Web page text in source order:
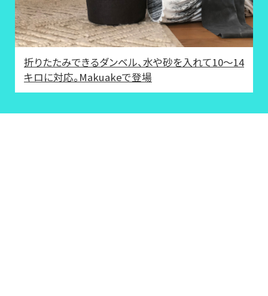
折りたたみできるダンベル、水や砂を入れて10〜14
キロに対応。Makuakeで登場